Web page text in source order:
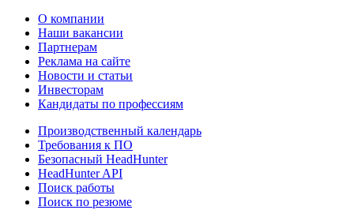
О компании
Наши вакансии
Партнерам
Реклама на сайте
Новости и статьи
Инвесторам
Кандидаты по профессиям
Производственный календарь
Требования к ПО
Безопасный HeadHunter
HeadHunter API
Поиск работы
Поиск по резюме